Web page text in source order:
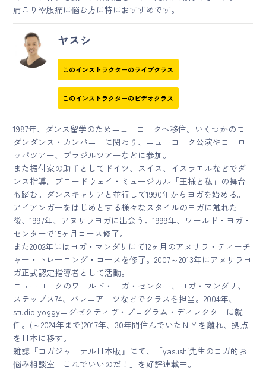
肩こりや腰痛に悩む方に特におすすめです。
ヤスシ
このインストラクターのライブクラス
このインストラクターのビデオクラス
1987年、ダンス留学のためニューヨークへ移住。いくつかのモ
ダンダンス・カンパニーに関わり、ニューヨーク公演やヨーロ
ッパツアー、ブラジルツアーなどに参加。
また振付家の助手としてドイツ、スイス、イスラエルなどでダ
ンス指導。ブロードウェイ・ミュージカル「王様と私」の舞台
も踏む。ダンスキャリアと並行して1990年からヨガを始める。
アイアンガーをはじめとする様々なスタイルのヨガに触れた
後、1997年、アヌサラヨガに出会う。1999年、ワールド・ヨガ・
センターで15ヶ月コース修了。
また2002年にはヨガ・マンダリにて12ヶ月のアヌサラ・ティーチ
ャー・トレーニング・コースを修了。2007～2013年にアヌサラヨ
ガ正式認定指導者として活動。
ニューヨークのワールド・ヨガ・センター、ヨガ・マンダリ、
ステップス74、バレエアーツなどでクラスを担当。2004年、
studio yoggyエグゼクティヴ・プログラム・ディレクターに就
任。(～2024年まで)2017年、30年間住んでいたＮＹを離れ、拠点
を日本に移す。
雑誌『ヨガジャーナル日本版』にて、「yasushi先生のヨガ的お
悩み相談室 これでいいのだ！」を好評連載中。